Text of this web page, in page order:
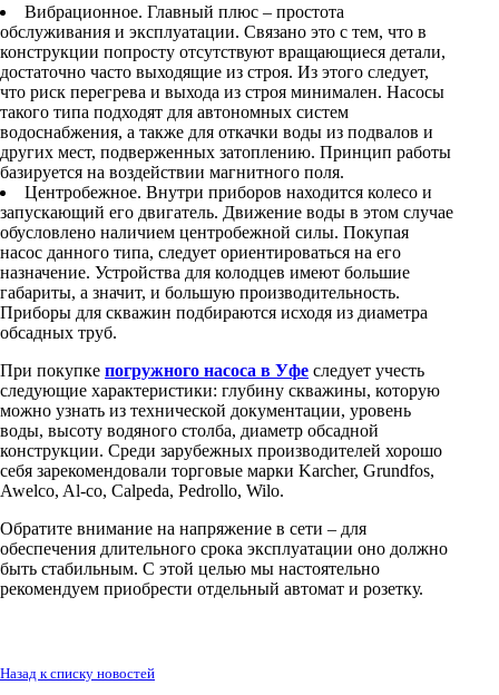
Вибрационное. Главный плюс – простота
обслуживания и эксплуатации. Связано это с тем, что в
конструкции попросту отсутствуют вращающиеся детали,
достаточно часто выходящие из строя. Из этого следует,
что риск перегрева и выхода из строя минимален. Насосы
такого типа подходят для автономных систем
водоснабжения, а также для откачки воды из подвалов и
других мест, подверженных затоплению. Принцип работы
базируется на воздействии магнитного поля.
Центробежное. Внутри приборов находится колесо и
запускающий его двигатель. Движение воды в этом случае
обусловлено наличием центробежной силы. Покупая
насос данного типа, следует ориентироваться на его
назначение. Устройства для колодцев имеют большие
габариты, а значит, и большую производительность.
Приборы для скважин подбираются исходя из диаметра
обсадных труб.
При покупке погружного насоса в Уфе следует учесть
следующие характеристики: глубину скважины, которую
можно узнать из технической документации, уровень
воды, высоту водяного столба, диаметр обсадной
конструкции. Среди зарубежных производителей хорошо
себя зарекомендовали торговые марки Karcher, Grundfos,
Awelco, Al-co, Calpeda, Pedrollo, Wilo.
Обратите внимание на напряжение в сети – для
обеспечения длительного срока эксплуатации оно должно
быть стабильным. С этой целью мы настоятельно
рекомендуем приобрести отдельный автомат и розетку.
Назад к списку новостей